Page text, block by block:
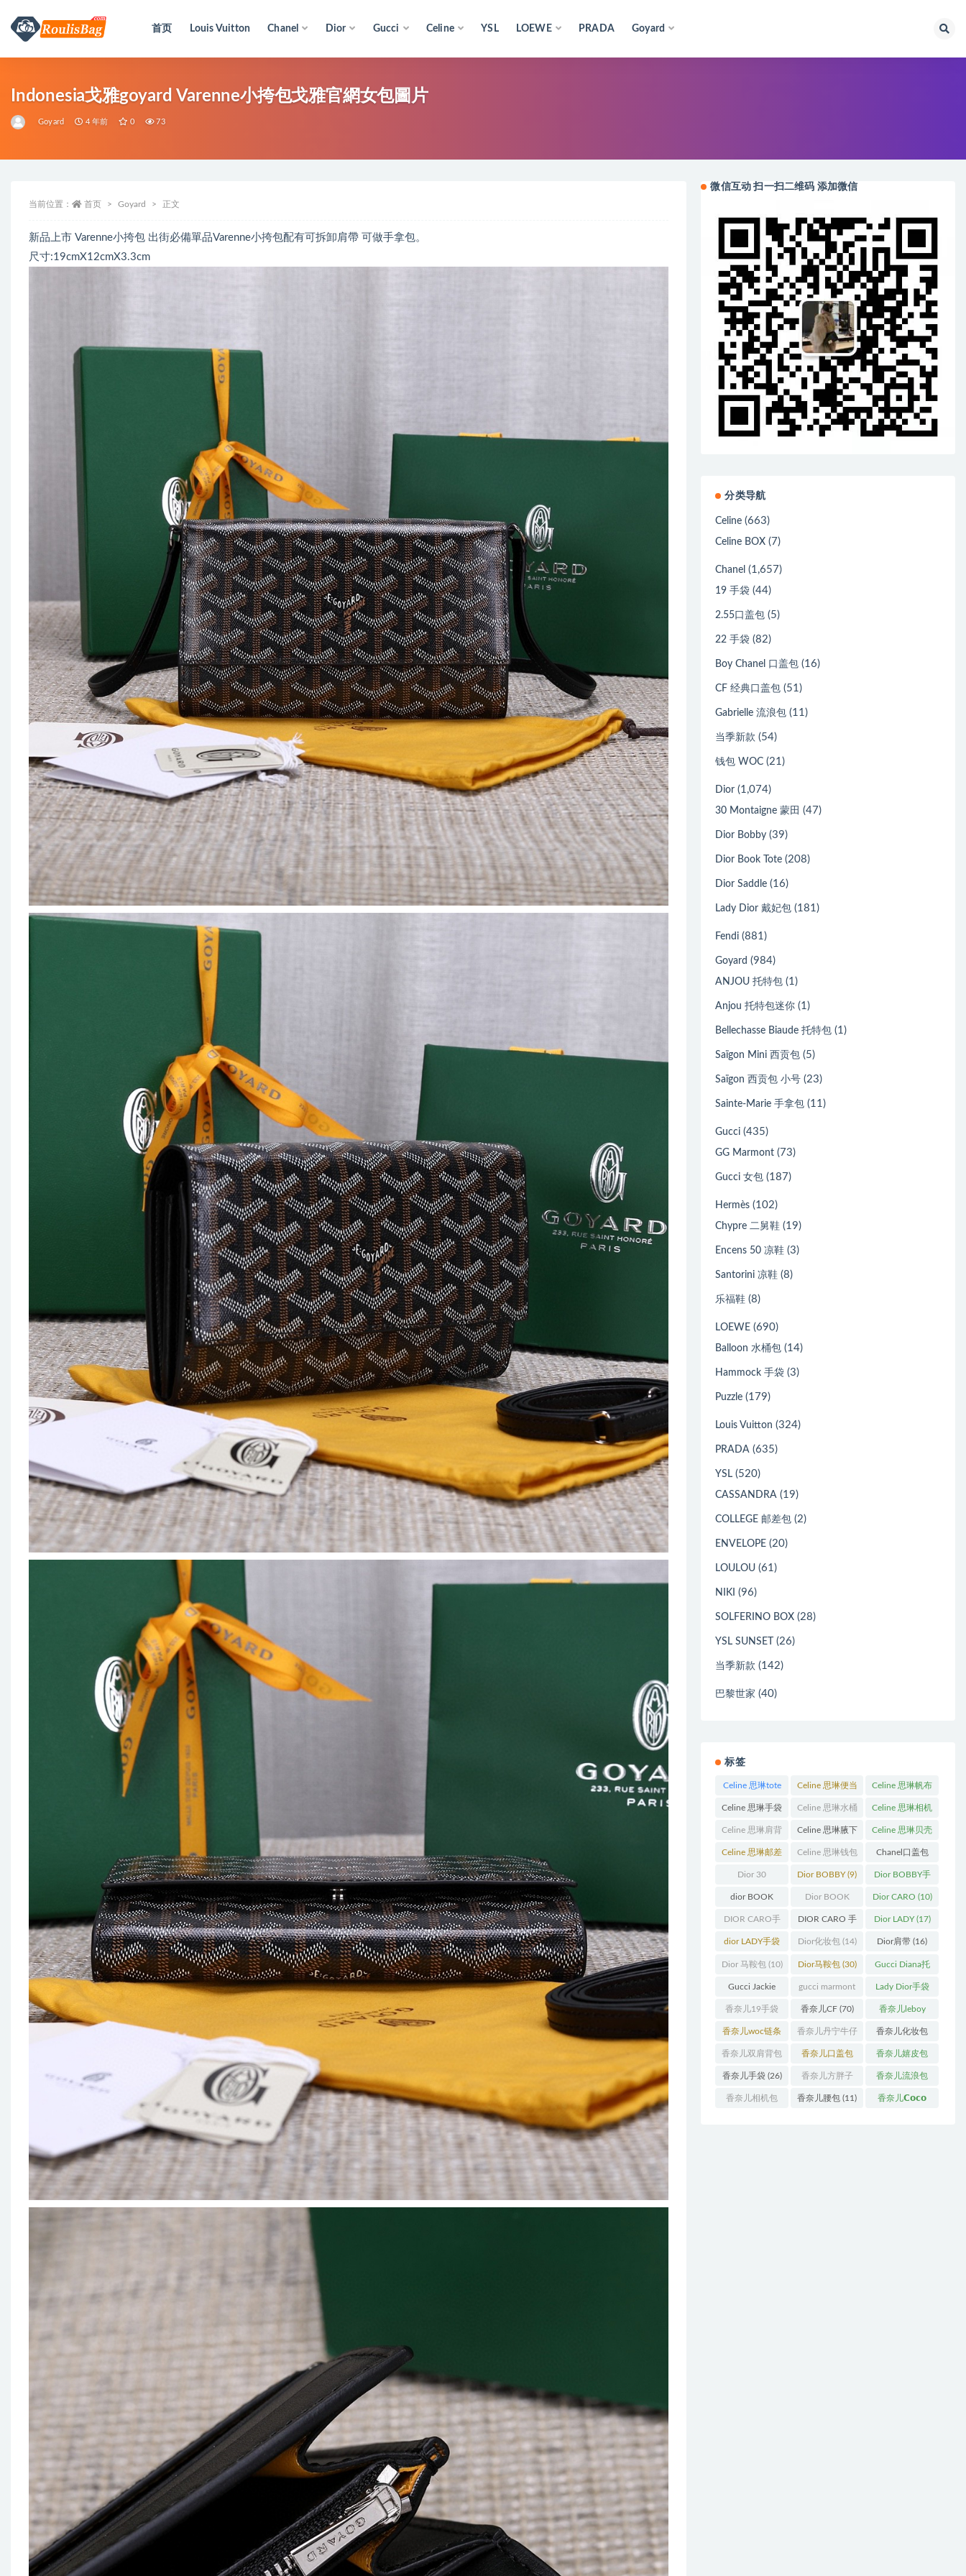
首页 Louis Vuitton Chanel Dior Gucci Celine YSL LOEWE PRADA Goyard
Indonesia戈雅goyard Varenne小挎包戈雅官網女包圖片
Goyard 4 年前 0 73
当前位置： 首页 Goyard 正文
新品上市 Varenne小挎包 出街必備單品Varenne小挎包配有可拆卸肩帶 可做手拿包。
尺寸:19cmX12cmX3.3cm
微信互动 扫一扫二维码 添加微信
分类导航
Celine (663)
Celine BOX (7)
Chanel (1,657)
19 手袋 (44)
2.55口盖包 (5)
22 手袋 (82)
Boy Chanel 口盖包 (16)
CF 经典口盖包 (51)
Gabrielle 流浪包 (11)
当季新款 (54)
钱包 WOC (21)
Dior (1,074)
30 Montaigne 蒙田 (47)
Dior Bobby (39)
Dior Book Tote (208)
Dior Saddle (16)
Lady Dior 戴妃包 (181)
Fendi (881)
Goyard (984)
ANJOU 托特包 (1)
Anjou 托特包迷你 (1)
Bellechasse Biaude 托特包 (1)
Saïgon Mini 西贡包 (5)
Saïgon 西贡包 小号 (23)
Sainte-Marie 手拿包 (11)
Gucci (435)
GG Marmont (73)
Gucci 女包 (187)
Hermès (102)
Chypre 二舅鞋 (19)
Encens 50 凉鞋 (3)
Santorini 凉鞋 (8)
乐福鞋 (8)
LOEWE (690)
Balloon 水桶包 (14)
Hammock 手袋 (3)
Puzzle (179)
Louis Vuitton (324)
PRADA (635)
YSL (520)
CASSANDRA (19)
COLLEGE 邮差包 (2)
ENVELOPE (20)
LOULOU (61)
NIKI (96)
SOLFERINO BOX (28)
YSL SUNSET (26)
当季新款 (142)
巴黎世家 (40)
标签
Celine 思琳tote
包 (23)
Celine 思琳便当
包 (14)
Celine 思琳帆布
包 (18)
Celine 思琳手袋
(250)
Celine 思琳水桶
包 (55)
Celine 思琳相机
包 (11)
Celine 思琳肩背
包 (12)
Celine 思琳腋下
包 (10)
Celine 思琳贝壳
包(12)
Celine 思琳邮差
包(13)
Celine 思琳钱包
(10)
Chanel口盖包
(13)
Dior 30
Montaigne 蒙田
(31)
Dior BOBBY(9) Dior BOBBY手
袋(26)
dior BOOK
TOTE(12)
Dior BOOK
TOTE手袋(163)
Dior CARO (10)
DIOR CARO手
袋(11)
DIOR CARO 手
袋(31)
Dior LADY(17)
dior LADY手袋
(70)
Dior化妆包(14) Dior肩带 (16)
Dior 马鞍包(10) Dior马鞍包(30) Gucci Diana托
特包(11)
Gucci Jackie
(11)
gucci marmont
系列(19)
Lady Dior手袋
(51)
香奈儿19手袋
(27)
香奈儿CF(70) 香奈儿leboy
(13)
香奈儿woc链条
包 (11)
香奈儿丹宁牛仔
(12)
香奈儿化妆包
(13)
香奈儿双肩背包
(13)
香奈儿口盖包
(55)
香奈儿嬉皮包
(10)
香奈儿手袋(26) 香奈儿方胖子
(11)
香奈儿流浪包
(10)
香奈儿相机包 香奈儿腰包 (11) 香奈儿𝗖𝗼𝗰𝗼